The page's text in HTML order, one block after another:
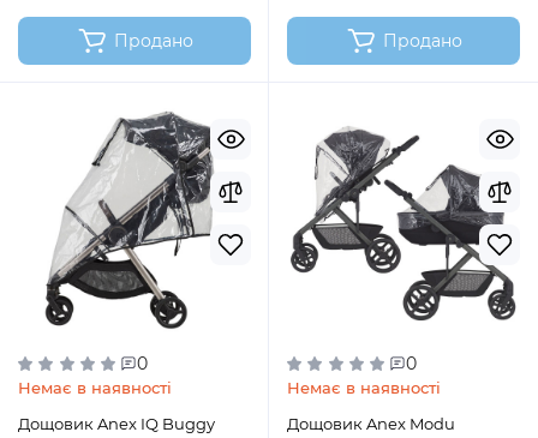
Продано Продано
0
Немає в наявності
Дощовик Anex IQ Buggy
0
Немає в наявності
Дощовик Anex Modu